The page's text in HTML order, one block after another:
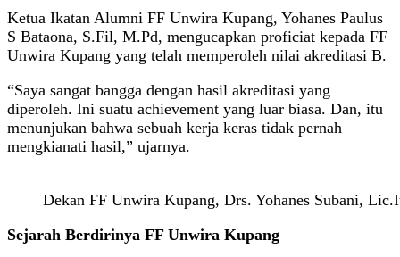
Ketua Ikatan Alumni FF Unwira Kupang, Yohanes Paulus
S Bataona, S.Fil, M.Pd, mengucapkan proficiat kepada FF
Unwira Kupang yang telah memperoleh nilai akreditasi B.
“Saya sangat bangga dengan hasil akreditasi yang
diperoleh. Ini suatu achievement yang luar biasa. Dan, itu
menunjukan bahwa sebuah kerja keras tidak pernah
mengkianati hasil,” ujarnya.
Dekan FF Unwira Kupang, Drs. Yohanes Subani,
Sejarah Berdirinya FF Unwira Kupang